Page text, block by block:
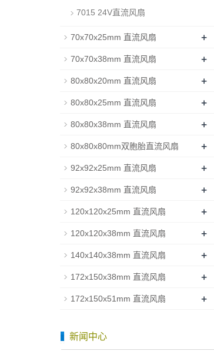
7015 24V直流风扇
70x70x25mm 直流风扇 +
70x70x38mm 直流风扇 +
80x80x20mm 直流风扇 +
80x80x25mm 直流风扇 +
80x80x38mm 直流风扇 +
80x80x80mm双胞胎直流风扇 +
92x92x25mm 直流风扇 +
92x92x38mm 直流风扇 +
120x120x25mm 直流风扇 +
120x120x38mm 直流风扇 +
140x140x38mm 直流风扇 +
172x150x38mm 直流风扇 +
172x150x51mm 直流风扇 +
新闻中心